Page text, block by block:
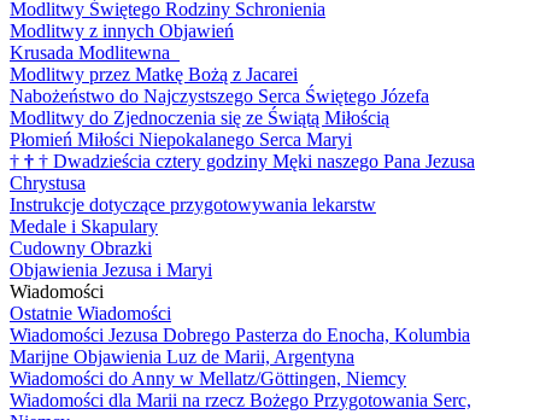
Modlitwy Świętego Rodziny Schronienia
Modlitwy z innych Objawień
Krusada Modlitewna
Modlitwy przez Matkę Bożą z Jacarei
Nabożeństwo do Najczystszego Serca Świętego Józefa
Modlitwy do Zjednoczenia się ze Świątą Miłością
Płomień Miłości Niepokalanego Serca Maryi
† † † Dwadzieścia cztery godziny Męki naszego Pana Jezusa
Chrystusa
Instrukcje dotyczące przygotowywania lekarstw
Medale i Skapulary
Cudowny Obrazki
Objawienia Jezusa i Maryi
Wiadomości
Ostatnie Wiadomości
Wiadomości Jezusa Dobrego Pasterza do Enocha, Kolumbia
Marijne Objawienia Luz de Marii, Argentyna
Wiadomości do Anny w Mellatz/Göttingen, Niemcy
Wiadomości dla Marii na rzecz Bożego Przygotowania Serc,